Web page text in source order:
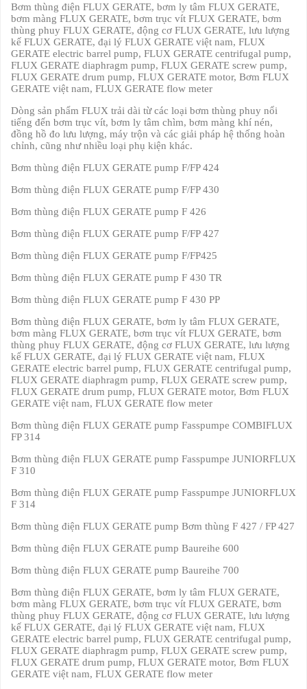
Bơm thùng điện FLUX GERATE, bơm ly tâm FLUX GERATE,
bơm màng FLUX GERATE, bơm trục vít FLUX GERATE, bơm
thùng phuy FLUX GERATE, động cơ FLUX GERATE, lưu lượng
kế FLUX GERATE, đại lý FLUX GERATE việt nam, FLUX
GERATE electric barrel pump, FLUX GERATE centrifugal pump,
FLUX GERATE diaphragm pump, FLUX GERATE screw pump,
FLUX GERATE drum pump, FLUX GERATE motor, Bơm FLUX
GERATE việt nam, FLUX GERATE flow meter
Dòng sản phẩm FLUX trải dài từ các loại bơm thùng phuy nổi
tiếng đến bơm trục vít, bơm ly tâm chìm, bơm màng khí nén,
đồng hồ đo lưu lượng, máy trộn và các giải pháp hệ thống hoàn
chỉnh, cũng như nhiều loại phụ kiện khác.
Bơm thùng điện FLUX GERATE pump F/FP 424
Bơm thùng điện FLUX GERATE pump F/FP 430
Bơm thùng điện FLUX GERATE pump F 426
Bơm thùng điện FLUX GERATE pump F/FP 427
Bơm thùng điện FLUX GERATE pump F/FP425
Bơm thùng điện FLUX GERATE pump F 430 TR
Bơm thùng điện FLUX GERATE pump F 430 PP
Bơm thùng điện FLUX GERATE, bơm ly tâm FLUX GERATE,
bơm màng FLUX GERATE, bơm trục vít FLUX GERATE, bơm
thùng phuy FLUX GERATE, động cơ FLUX GERATE, lưu lượng
kế FLUX GERATE, đại lý FLUX GERATE việt nam, FLUX
GERATE electric barrel pump, FLUX GERATE centrifugal pump,
FLUX GERATE diaphragm pump, FLUX GERATE screw pump,
FLUX GERATE drum pump, FLUX GERATE motor, Bơm FLUX
GERATE việt nam, FLUX GERATE flow meter
Bơm thùng điện FLUX GERATE pump Fasspumpe COMBIFLUX
FP 314
Bơm thùng điện FLUX GERATE pump Fasspumpe JUNIORFLUX
F 310
Bơm thùng điện FLUX GERATE pump Fasspumpe JUNIORFLUX
F 314
Bơm thùng điện FLUX GERATE pump Bơm thùng F 427 / FP 427
Bơm thùng điện FLUX GERATE pump Baureihe 600
Bơm thùng điện FLUX GERATE pump Baureihe 700
Bơm thùng điện FLUX GERATE, bơm ly tâm FLUX GERATE,
bơm màng FLUX GERATE, bơm trục vít FLUX GERATE, bơm
thùng phuy FLUX GERATE, động cơ FLUX GERATE, lưu lượng
kế FLUX GERATE, đại lý FLUX GERATE việt nam, FLUX
GERATE electric barrel pump, FLUX GERATE centrifugal pump,
FLUX GERATE diaphragm pump, FLUX GERATE screw pump,
FLUX GERATE drum pump, FLUX GERATE motor, Bơm FLUX
GERATE việt nam, FLUX GERATE flow meter